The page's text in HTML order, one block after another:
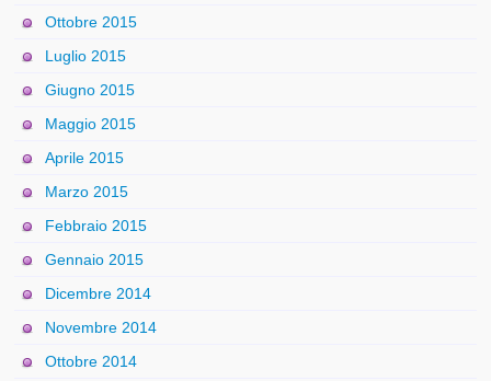
Ottobre 2015
Luglio 2015
Giugno 2015
Maggio 2015
Aprile 2015
Marzo 2015
Febbraio 2015
Gennaio 2015
Dicembre 2014
Novembre 2014
Ottobre 2014